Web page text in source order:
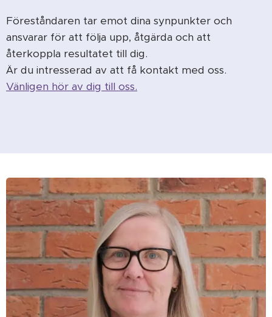
Föreståndaren tar emot dina synpunkter och
ansvarar för att följa upp, åtgärda och att
återkoppla resultatet till dig.
Är du intresserad av att få kontakt med oss.
Vänligen hör av dig till oss.